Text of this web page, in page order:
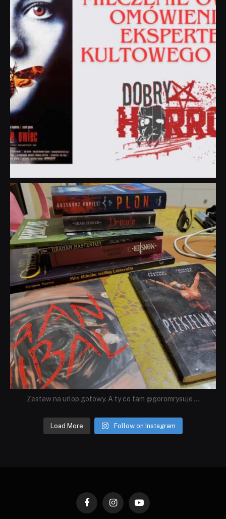
dobryhorror
Lip 31
Zestaw na urlop gotowy. A ty co tam @goromrysuje ...
Load More Follow on Instagram
FacebookInstagramYouTube